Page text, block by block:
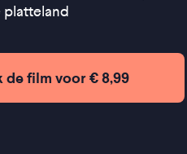
platteland
de film voor € 8,99